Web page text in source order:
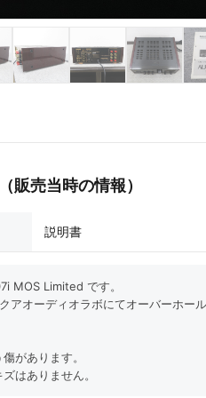
販売当時の情報）
説明書
MOS Limited です。
アオーディオラボにてオーバーホー
があります。
はありません。